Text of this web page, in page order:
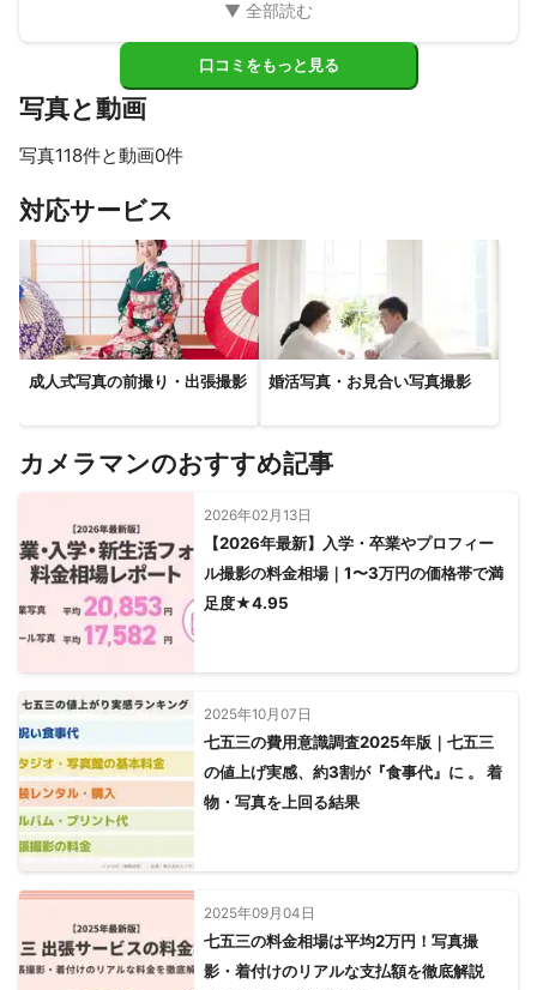
そればかりでなく技術面でも素晴らしく、丁寧で素早い「ま
も大変満足しております。
非常に信頼のおける方です。ぜひ依頼されることをお勧めし
ます！
口コミをもっと見る
写真と動画
写真118件と動画0件
対応サービス
成人式写真の前撮り・出張撮影 婚活写真・お見合い写真撮影
カメラマンのおすすめ記事
2026年02月13日
【2026年最新】入学・卒業やプロフィー
ル撮影の料金相場｜1〜3万円の価格帯で満
足度★4.95
2025年10月07日
七五三の費用意識調査2025年版｜七五三
の値上げ実感、約3割が『食事代』に 。 着
物・写真を上回る結果
2025年09月04日
七五三の料金相場は平均2万円！写真撮
影・着付けのリアルな支払額を徹底解説